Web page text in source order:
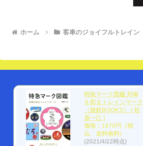
ホーム 客車のジョイフルトレイン
特急マーク図鑑 列車
を彩るトレインマーク
（旅鉄BOOKS） [ 松
原一己 ]
価格：1870円（税
込、送料無料)
(2021/4/22時点)